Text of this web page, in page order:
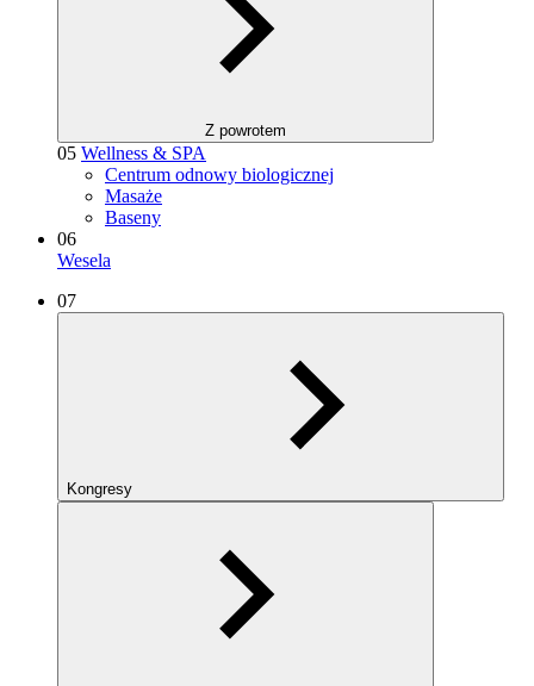
Z powrotem
05 Wellness & SPA
Centrum odnowy biologicznej
Masaże
Baseny
06
Wesela
07
Kongresy